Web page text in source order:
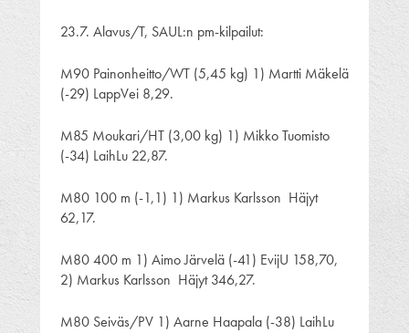
23.7. Alavus/T, SAUL:n pm-kilpailut:
M90 Painonheitto/WT (5,45 kg) 1) Martti Mäkelä
(-29) LappVei 8,29.
M85 Moukari/HT (3,00 kg) 1) Mikko Tuomisto
(-34) LaihLu 22,87.
M80 100 m (-1,1) 1) Markus Karlsson Häjyt
62,17.
M80 400 m 1) Aimo Järvelä (-41) EvijU 158,70,
2) Markus Karlsson Häjyt 346,27.
M80 Seiväs/PV 1) Aarne Haapala (-38) LaihLu